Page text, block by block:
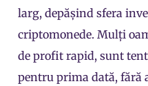
larg, depășind sfera
criptomonede. Mulți
de profit rapid, sunt
pentru prima dată, fără